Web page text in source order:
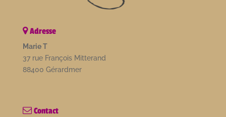
Adresse
Marie T
37 rue François Mitterand
88400 Gérardmer
Contact